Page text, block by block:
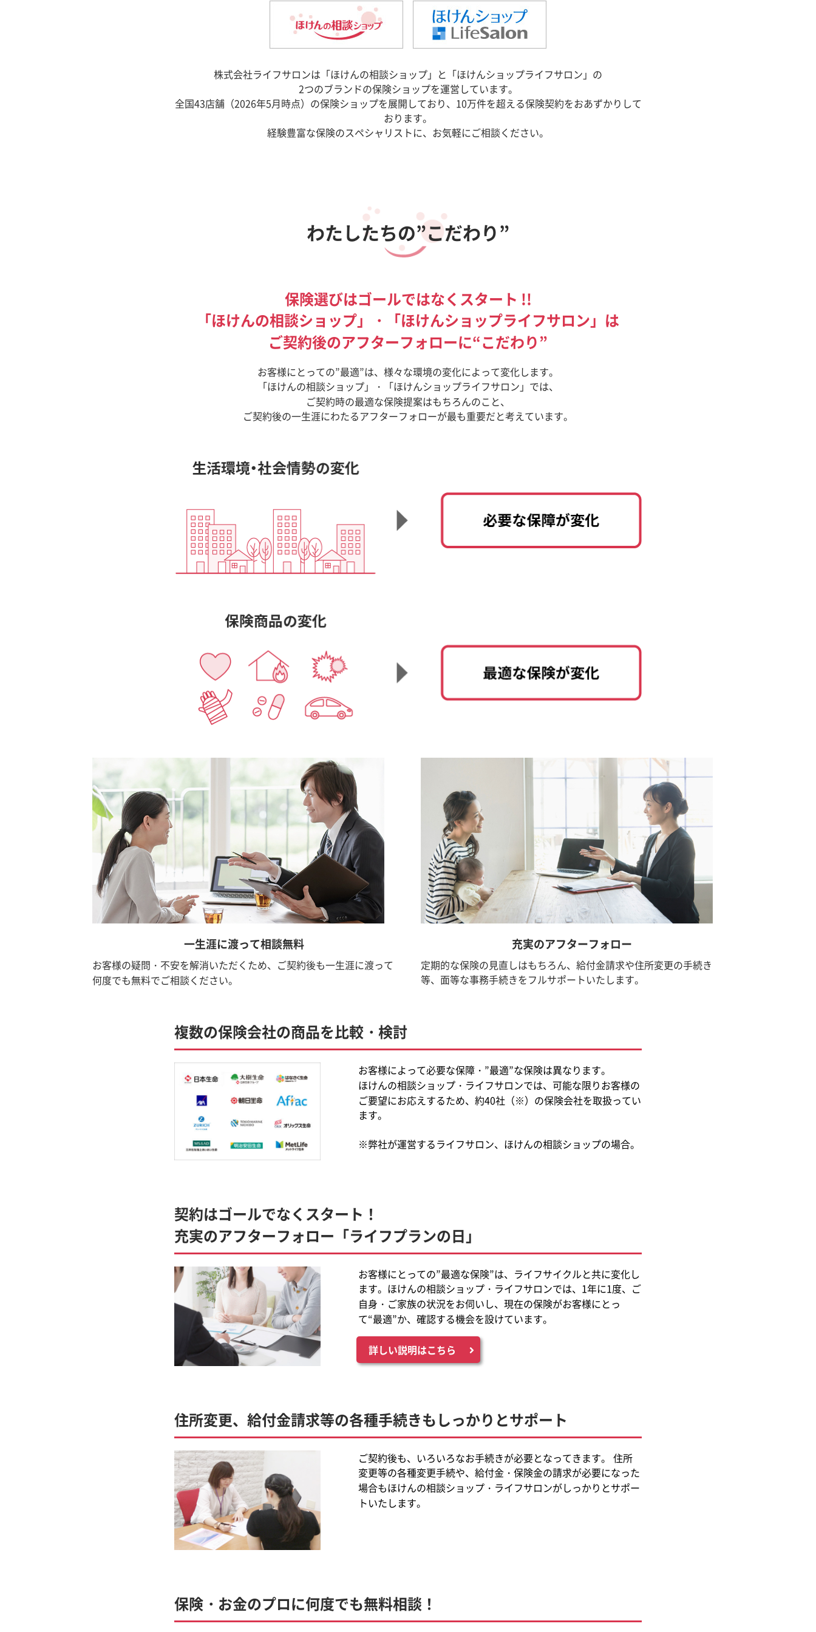
株式会社ライフサロンは「ほけんの相談ショップ」と「ほけんショップライフサロン」の
2つのブランドの保険ショップを運営しています。
全国43店舗（2026年5月時点）の保険ショップを展開しており、10万件を超える保険契約をおあずかりして
おります。
経験豊富な保険のスペシャリストに、お気軽にご相談ください。
わたしたちの”こだわり”
保険選びはゴールではなくスタート !!
「ほけんの相談ショップ」・「ほけんショップライフサロン」は
ご契約後のアフターフォローに“こだわり”
お客様にとっての”最適”は、 様々な環境の変化によって変化します。
「ほけんの相談ショップ」・「ほけんショップライフサロン」では、
ご契約時の最適な保険提案はもちろんのこと、
ご契約後の一生涯にわたるアフターフォローが最も重要だと考えています。
一生涯に渡って相談無料
お客様の疑問・不安を解消いただくため、ご契約後も一生涯に渡って
何度でも無料でご相談ください。
充実のアフターフォロー
定期的な保険の見直しはもちろん、給付金請求や住所変更の手続き
等、面等な事務手続きをフルサポートいたします。
複数の保険会社の商品を比較・検討
お客様によって必要な保障・”最適”な保険は異なります。
ほけんの相談ショップ・ライフサロンでは、可能な限りお客様の
ご要望にお応えするため、約40社（※）の保険会社を取扱ってい
ます。
※弊社が運営するライフサロン、ほけんの相談ショップの場合。
契約はゴールでなくスタート！
充実のアフターフォロー「ライフプランの日」
お客様にとっての”最適な保険”は、ライフサイクルと共に変化し
ます。ほけんの相談ショップ・ライフサロンでは、1年に1度、ご
自身・ご家族の状況をお伺いし、現在の保険がお客様にとっ
て“最適”か、確認する機会を設けています。
詳しい説明はこちら
住所変更、給付金請求等の各種手続きもしっかりとサポート
ご契約後も、いろいろなお手続きが必要となってきます。 住所
変更等の各種変更手続や、給付金・保険金の請求が必要になった
場合もほけんの相談ショップ・ライフサロンがしっかりとサポー
トいたします。
保険・お金のプロに何度でも無料相談！